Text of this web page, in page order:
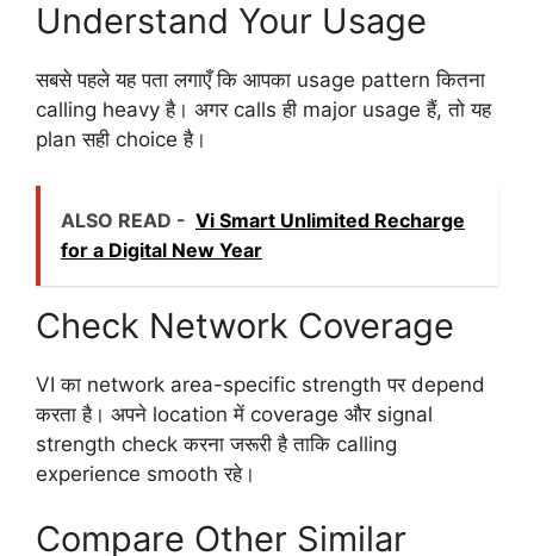
Understand Your Usage
सबसे पहले यह पता लगाएँ कि आपका usage pattern कितना
calling heavy है। अगर calls ही major usage हैं, तो यह
plan सही choice है।
ALSO READ - Vi Smart Unlimited Recharge
for a Digital New Year
Check Network Coverage
VI का network area-specific strength पर depend
करता है। अपने location में coverage और signal
strength check करना जरूरी है ताकि calling
experience smooth रहे।
Compare Other Similar